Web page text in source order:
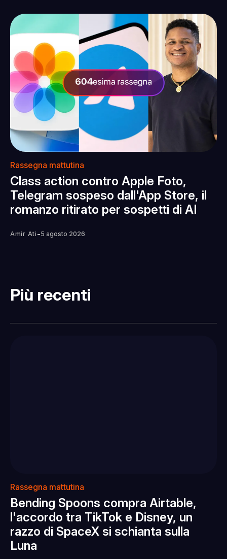
Rassegna mattutina
Class action contro Apple Foto,
Telegram sospeso dall'App Store, il
romanzo ritirato per sospetti di AI
Amir Ati -5 agosto 2026
Più recenti
Rassegna mattutina
Bending Spoons compra Airtable,
l'accordo tra TikTok e Disney, un
razzo di SpaceX si schianta sulla
Luna